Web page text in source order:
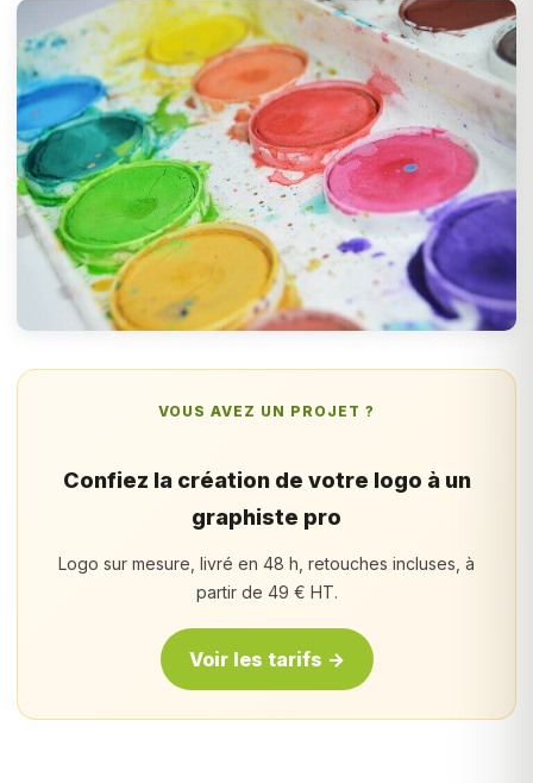
VOUS AVEZ UN PROJET ?
Confiez la création de votre logo à un
graphiste pro
Logo sur mesure, livré en 48 h, retouches incluses, à
partir de 49 € HT.
Voir les tarifs →